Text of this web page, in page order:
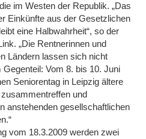
im Westen der Republik. „Das
Einkünfte aus der Gesetzlichen
eine Halbwahrheit“, so der
„Die Rentnerinnen und
Ländern lassen sich nicht
Vom 8. bis 10. Juni
Seniorentag in Leipzig ältere
und
anstehenden gesellschaftlichen
vom 18.3.2009 werden zwei